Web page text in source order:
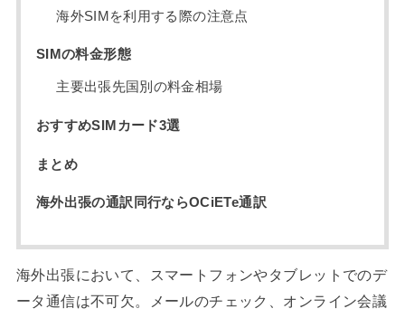
海外SIMを利用する際の注意点
SIMの料金形態
主要出張先国別の料金相場
おすすめSIMカード3選
まとめ
海外出張の通訳同行ならOCiETe通訳
海外出張において、スマートフォンやタブレットでのデ
ータ通信は不可欠。メールのチェック、オンライン会議